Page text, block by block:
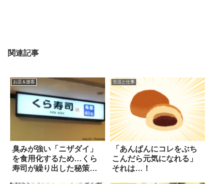
関連記事
お店＆接客
臭みが強い「ニザダイ」
を食用化するため…くら
寿司が繰り出した秘策
生活と仕事
「あんぱんにコレをぶち
こんだら元気になれる」
それは…！